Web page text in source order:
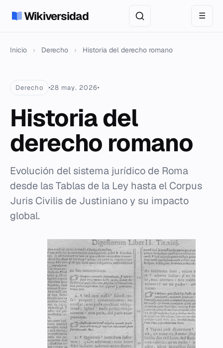
Wikiversidad ☰
Inicio › Derecho › Historia del derecho romano
Derecho 28 may. 2026
Historia del
derecho romano
Evolución del sistema jurídico de Roma
desde las Tablas de la Ley hasta el Corpus
Juris Civilis de Justiniano y su impacto
global.